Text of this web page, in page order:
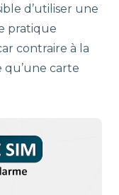
d’utiliser une
pratique
contraire à la
qu’une carte